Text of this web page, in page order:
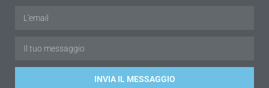
INVIA IL MESSAGGIO